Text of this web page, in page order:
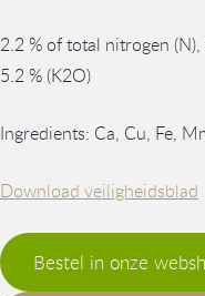
2.2 % of total nitrogen
5.2 % (K2O)
Ingredients: Ca, Cu, Fe,
Download veiligheidsblad
Bestel in onze